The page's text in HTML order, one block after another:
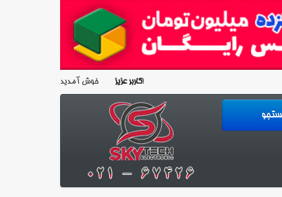
کاربر عزیزخوش آمدید!